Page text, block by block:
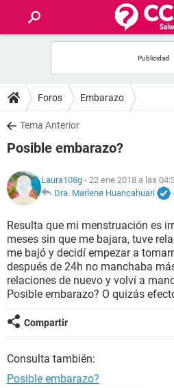
FOROS
SALUD
NUTRICIÓN
BIENESTAR
SEXUALIDAD
GLOSARIO
Foros Embarazo
Tema Anterior
Posible embarazo?
Laura108g - 22 ene 2018 a las
Dra. Marlene Huancahuari
Resulta que mi menstruación es
meses sin que me bajara, tuve
me bajó y decidí empezar a
después de 24h no manchaba
relaciones de nuevo y volví a
Posible embarazo? O quizás
Compartir
Consulta también:
Posible embarazo?